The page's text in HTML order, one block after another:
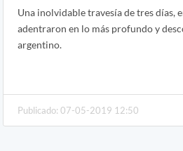
Una inolvidable travesía de tres días,
adentraron en lo más profundo y
argentino.
Publicado: 07-05-2019 12:50